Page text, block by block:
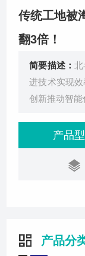
传统工地被
翻3倍！​
简要描述：
进技术实现
创新推动智能
产品
产品分